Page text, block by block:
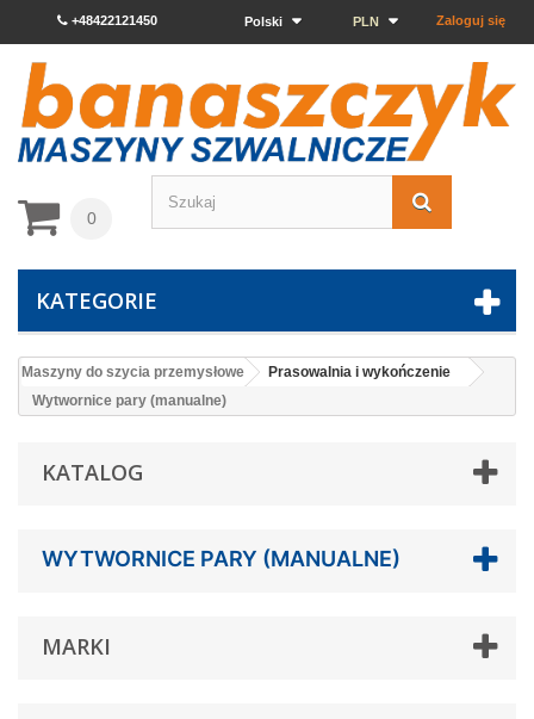
Zaloguj się
PLN
Polski
+48422121450
0
KATEGORIE
Maszyny do szycia przemysłowe
Prasowalnia i wykończenie
Wytwornice pary (manualne)
KATALOG
WYTWORNICE PARY (MANUALNE)
MARKI